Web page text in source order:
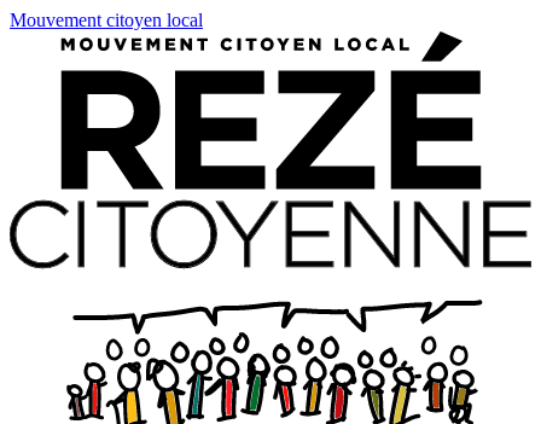
Mouvement citoyen local